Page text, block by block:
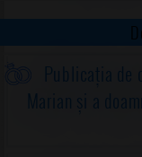
Publicația de
Marian și a